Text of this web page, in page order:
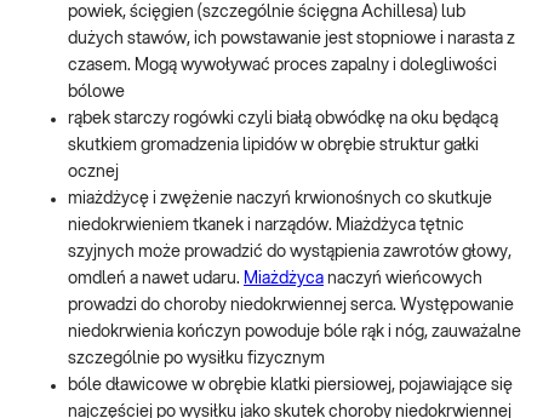
powiek, ścięgien (szczególnie ścięgna Achillesa) lub
dużych stawów, ich powstawanie jest stopniowe i narasta z
czasem. Mogą wywoływać proces zapalny i dolegliwości
bólowe
rąbek starczy rogówki czyli białą obwódkę na oku będącą
skutkiem gromadzenia lipidów w obrębie struktur gałki
ocznej
miażdżycę i zwężenie naczyń krwionośnych co skutkuje
niedokrwieniem tkanek i narządów. Miażdżyca tętnic
szyjnych może prowadzić do wystąpienia zawrotów głowy,
omdleń a nawet udaru. Miażdżyca naczyń wieńcowych
prowadzi do choroby niedokrwiennej serca. Występowanie
niedokrwienia kończyn powoduje bóle rąk i nóg, zauważalne
szczególnie po wysiłku fizycznym
bóle dławicowe w obrębie klatki piersiowej, pojawiające się
najczęściej po wysiłku jako skutek choroby niedokrwiennej